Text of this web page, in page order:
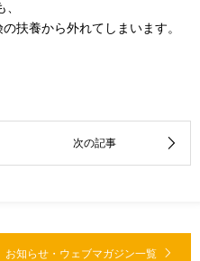
扶養から外れてしまいます。
お知らせ・ウェブマガジン一覧